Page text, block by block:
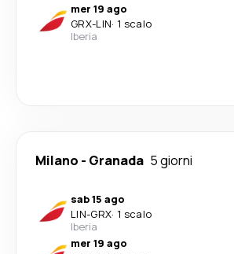
mer 19 ago
GRX-LIN· 1 scalo
Iberia
Milano - Granada 5 giorni
sab 15 ago
LIN-GRX· 1 scalo
Iberia
mer 19 ago